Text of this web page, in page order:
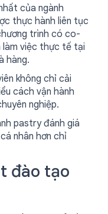
của ngành
thực hành liên tục
trình có co-
làm việc thực tế tại
hàng.
không chỉ cải
cách vận hành
nghiệp.
pastry đánh giá
nhân hơn chỉ
đào tạo